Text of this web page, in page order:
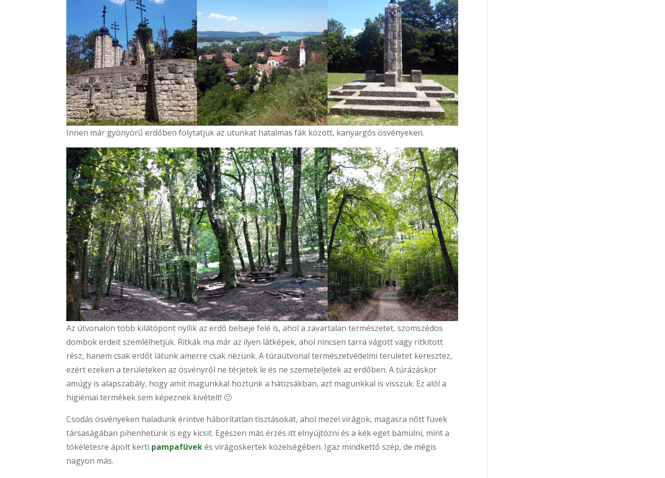
Innen már gyönyörű erdőben folytatjuk az utunkat hatalmas fák között, kanyargós ösvényeken.
Az útvonalon több kilátópont nyílik az erdő belseje felé is, ahol a zavartalan természetet, szomszédos
dombok erdeit szemlélhetjük. Ritkák ma már az ilyen látképek, ahol nincsen tarra vágott vagy ritkított
rész, hanem csak erdőt látunk amerre csak nézünk. A túraútvonal természetvédelmi területet keresztez,
ezért ezeken a területeken az ösvényről ne térjetek le és ne szemeteljetek az erdőben. A túrázáskor
amúgy is alapszabály, hogy amit magunkkal hoztunk a hátizsákban, azt magunkkal is visszük. Ez alól a
higiéniai termékek sem képeznek kivételt! 🙂
Csodás ösvényeken haladunk érintve háborítatlan tisztásokat, ahol mezei virágok, magasra nőtt füvek
társaságában pihenhetünk is egy kicsit. Egészen más érzés itt elnyújtózni és a kék eget bámulni, mint a
tökéletesre ápolt kerti pampafüvekés virágoskertek közelségében. Igaz mindkettő szép, de mégis
nagyon más.